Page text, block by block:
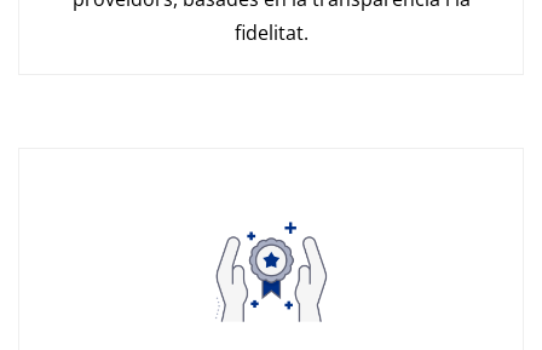
fidelitat.